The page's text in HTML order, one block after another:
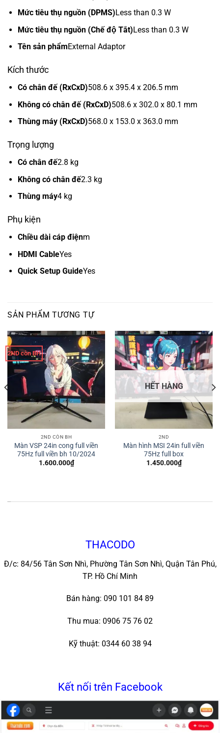
Mức tiêu thụ nguồn (DPMS)Less than 0.3 W
Mức tiêu thụ nguồn (Chế độ Tắt)Less than 0.3 W
Tên sản phẩmExternal Adaptor
Kích thước
Có chân đế (RxCxD)508.6 x 395.4 x 206.5 mm
Không có chân đế (RxCxD)508.6 x 302.0 x 80.1 mm
Thùng máy (RxCxD)568.0 x 153.0 x 363.0 mm
Trọng lượng
Có chân đế2.8 kg
Không có chân đế2.3 kg
Thùng máy4 kg
Phụ kiện
Chiều dài cáp điệnm
HDMI CableYes
Quick Setup GuideYes
SẢN PHẨM TƯƠNG TỰ
2ND còn BH
2ND CÒN BH
Màn VSP 24in cong full viền
75Hz full viền bh 10/2024
1.600.000₫
HẾT HÀNG
2ND
Màn hình MSI 24in full viền
75Hz full box
1.450.000₫
THACODO
Đ/c: 84/56 Tân Sơn Nhì, Phường Tân Sơn Nhì, Quận Tân Phú,
TP. Hồ Chí Minh
Bán hàng: 090 101 84 89
Thu mua: 0906 75 76 02
Kỹ thuật: 0344 60 38 94
Kết nối trên Facebook